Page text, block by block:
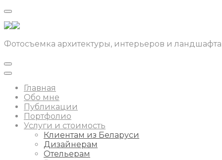
Фотосъемка архитектуры, интерьеров и ландшафта
Главная
Обо мне
Публикации
Портфолио
Услуги и стоимость
Клиентам из Беларуси
Дизайнерам
Отельерам